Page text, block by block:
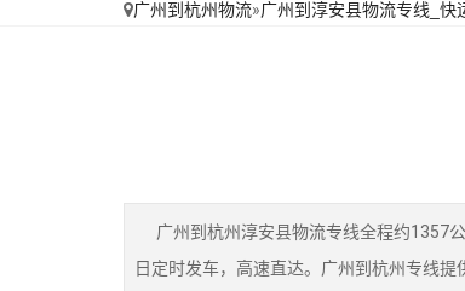
广州到杭州物流»广州到淳安县物流专线_快
广州到杭州淳安县物流专线全程约1357
日定时发车，高速直达。广州到杭州专线